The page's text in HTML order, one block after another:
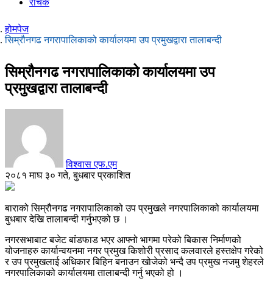
रोचक
होमपेज
सिम्रौनगढ नगरापालिकाको कार्यालयमा उप प्रमुखद्वारा तालाबन्दी
सिम्रौनगढ नगरापालिकाको कार्यालयमा उप
प्रमुखद्वारा तालाबन्दी
विश्वास एफ.एम
२०८१ माघ ३० गते, बुधबार प्रकाशित
बाराको सिम्रौनगढ नगरापालिकाको उप प्रमुखले नगरपालिकाको कार्यालयमा
बुधबार देखि तालाबन्दी गर्नुभएको छ ।
नगरसभाबाट बजेट बांडफाड भएर आफ्नो भागमा परेको बिकास निर्माणको
योजनाहरु कार्यान्वयनमा नगर प्रमुख किशोरी प्रसाद कलवारले हस्तक्षेप गरेको
र उप प्रमुखलाई अधिकार बिहिन बनाउन खोजेको भन्दै उप प्रमुख नजमु शेहरले
नगरपालिकाको कार्यालयमा तालाबन्दी गर्नु भएको हो ।